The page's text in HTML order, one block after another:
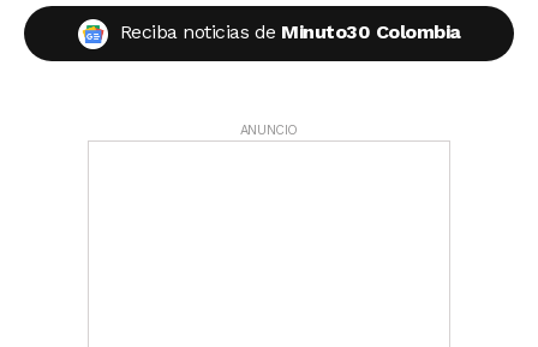
Reciba noticias de Minuto30 Colombia
ANUNCIO